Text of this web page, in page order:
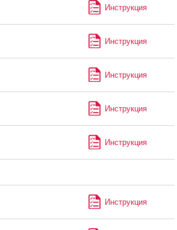
Инструкция
Инструкция
Инструкция
Инструкция
Инструкция
Инструкция